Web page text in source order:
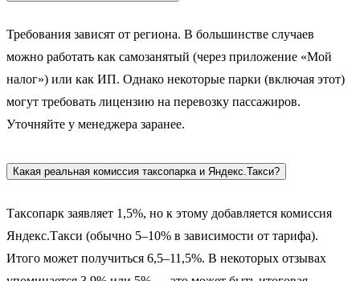
Требования зависят от региона. В большинстве случаев
можно работать как самозанятый (через приложение «Мой
налог») или как ИП. Однако некоторые парки (включая этот)
могут требовать лицензию на перевозку пассажиров.
Уточняйте у менеджера заранее.
Какая реальная комиссия таксопарка и Яндекс.Такси?
Таксопарк заявляет 1,5%, но к этому добавляется комиссия
Яндекс.Такси (обычно 5–10% в зависимости от тарифа).
Итого может получиться 6,5–11,5%. В некоторых отзывах